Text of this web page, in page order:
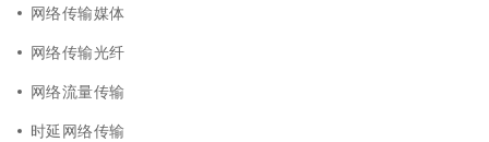
网络传输媒体
网络传输光纤
网络流量传输
时延网络传输